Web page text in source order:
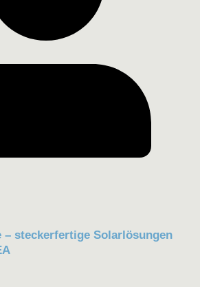
– steckerfertige Solarlösungen